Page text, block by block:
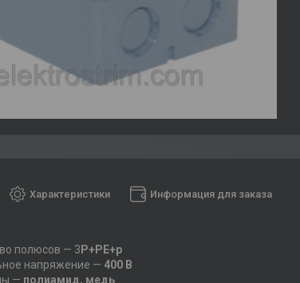
Характеристики Информация для заказа
полюсов — 3 P+PE+p
напряжение — 400 В
— полиамид, медь